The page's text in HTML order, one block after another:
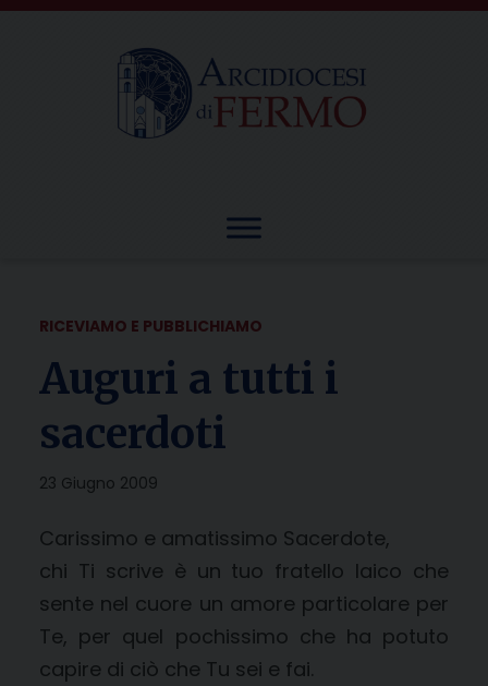
Skip
RICEVIAMO E PUBBLICHIAMO
Auguri a tutti i
sacerdoti
23 Giugno 2009
Carissimo e amatissimo Sacerdote,
chi Ti scrive è un tuo fratello laico che
sente nel cuore un amore particolare per
Te, per quel pochissimo che ha potuto
capire di ciò che Tu sei e fai.